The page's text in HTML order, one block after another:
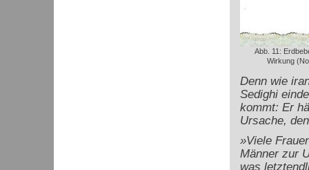
Abb. 11:
Wirkung
Denn wie
Sedighi
kommt: Er
Ursache,
»Viele
Männer zur
was